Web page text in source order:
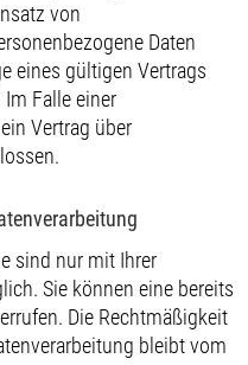
von
Daten
eines gültigen Vertrags
Falle einer
Vertrag über
sind nur mit Ihrer
Sie können eine bereits
Die Rechtmäßigkeit
bleibt vom